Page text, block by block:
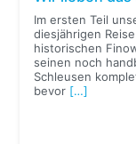
Im ersten Teil
diesjährigen
historischen
seinen noch
Schleusen
bevor […]